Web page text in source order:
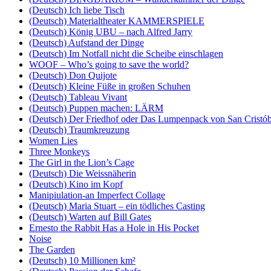
(Deutsch) Ich liebe Tisch
(Deutsch) Materialtheater KAMMERSPIELE
(Deutsch) König UBU – nach Alfred Jarry
(Deutsch) Aufstand der Dinge
(Deutsch) Im Notfall nicht die Scheibe einschlagen
WOOF – Who’s going to save the world?
(Deutsch) Don Quijote
(Deutsch) Kleine Füße in großen Schuhen
(Deutsch) Tableau Vivant
(Deutsch) Puppen machen: LÄRM
(Deutsch) Der Friedhof oder Das Lumpenpack von San
(Deutsch) Traumkreuzung
Women Lies
Three Monkeys
The Girl in the Lion’s Cage
(Deutsch) Die Weissnäherin
(Deutsch) Kino im Kopf
Manipiulation-an Imperfect Collage
(Deutsch) Maria Stuart – ein tödliches Casting
(Deutsch) Warten auf Bill Gates
Ernesto the Rabbit Has a Hole in His Pocket
Noise
The Garden
(Deutsch) 10 Millionen km²